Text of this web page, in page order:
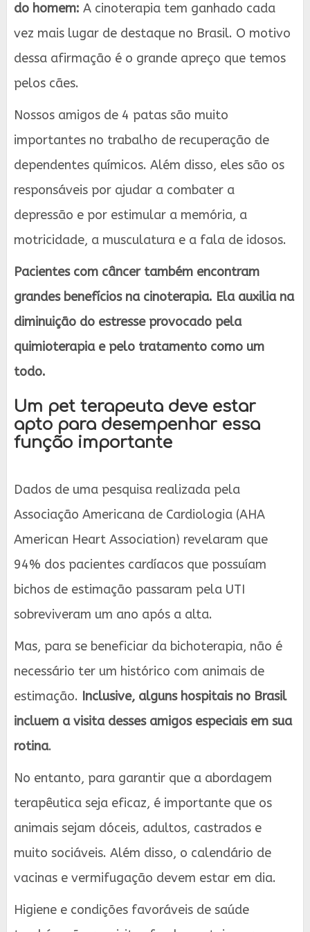
do homem: A cinoterapia tem ganhado cada
vez mais lugar de destaque no Brasil. O motivo
dessa afirmação é o grande apreço que temos
pelos cães.
Nossos amigos de 4 patas são muito
importantes no trabalho de recuperação de
dependentes químicos. Além disso, eles são os
responsáveis por ajudar a combater a
depressão e por estimular a memória, a
motricidade, a musculatura e a fala de idosos.
Pacientes com câncer também encontram
grandes benefícios na cinoterapia. Ela auxilia na
diminuição do estresse provocado pela
quimioterapia e pelo tratamento como um
todo.
Um pet terapeuta deve estar
apto para desempenhar essa
função importante
Dados de uma pesquisa realizada pela
Associação Americana de Cardiologia (AHA
American Heart Association) revelaram que
94% dos pacientes cardíacos que possuíam
bichos de estimação passaram pela UTI
sobreviveram um ano após a alta.
Mas, para se beneficiar da bichoterapia, não é
necessário ter um histórico com animais de
estimação. Inclusive, alguns hospitais no Brasil
incluem a visita desses amigos especiais em sua
rotina.
No entanto, para garantir que a abordagem
terapêutica seja eficaz, é importante que os
animais sejam dóceis, adultos, castrados e
muito sociáveis. Além disso, o calendário de
vacinas e vermifugação devem estar em dia.
Higiene e condições favoráveis de saúde